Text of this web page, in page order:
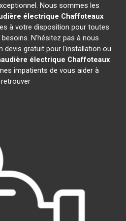
Nous sommes les
électrique Chaffoteaux
à votre disposition pour toutes
N'hésitez pas à nous
devis gratuit pour l'installation ou
électrique Chaffoteaux
impatients de vous aider à
retrouver